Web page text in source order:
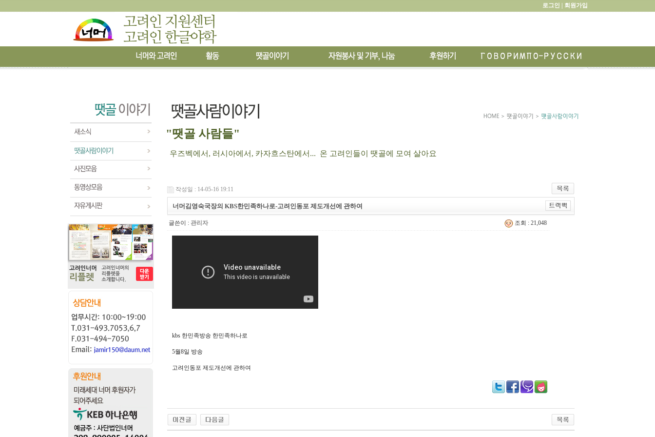
로그인 | 회원가입
"땟골 사람들"
우즈벡에서, 러시아에서, 카자흐스탄에서... 온 고려인들이 땟골에 모여 살아요
작성일 : 14-05-16 19:11
너머김영숙국장의 KBS한민족하나로-고려인동포 제도개선에 관하여
글쓴이 : 관리자 조회 : 21,048
kbs 한민족방송 한민족하나로
5월8일 방송
고려인동포 제도개선에 관하여